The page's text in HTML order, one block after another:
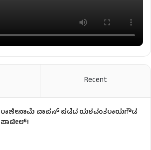
Recent
ರಾಜೀನಾಮೆ ವಾಪಸ್ ಪಡೆದ ಯಶವಂತರಾಯಗೌಡ
ಪಾಟೀಲ್‌!